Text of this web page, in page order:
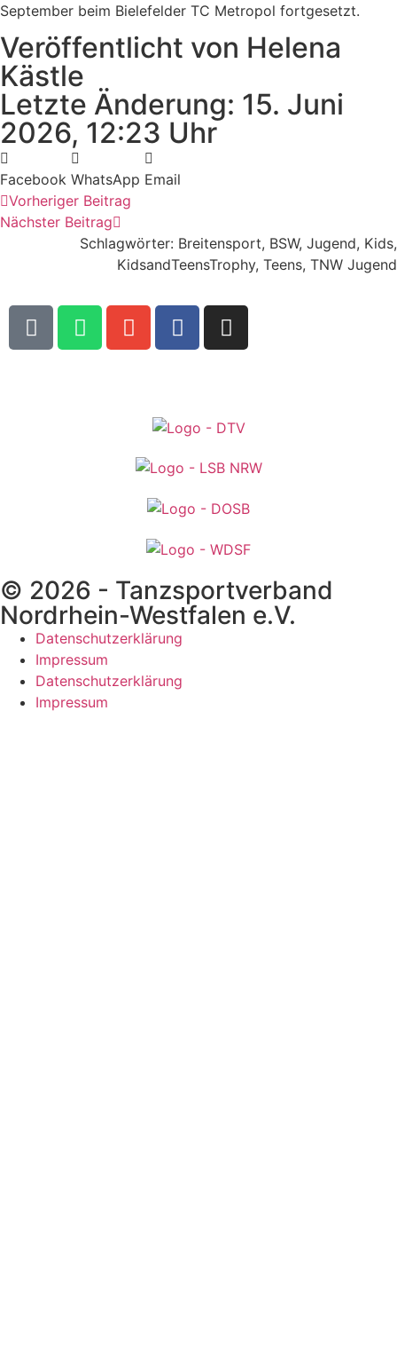
September beim Bielefelder TC Metropol fortgesetzt.
Veröffentlicht von Helena
Kästle
Letzte Änderung: 15. Juni
2026, 12:23 Uhr
Facebook WhatsApp Email
Vorheriger Beitrag
Nächster Beitrag
Schlagwörter: Breitensport, BSW, Jugend, Kids,
KidsandTeensTrophy, Teens, TNW Jugend
© 2026 - Tanzsportverband
Nordrhein-Westfalen e.V.
Datenschutzerklärung
Impressum
Datenschutzerklärung
Impressum